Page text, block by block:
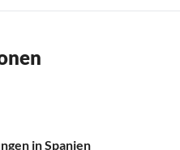
in Spanien